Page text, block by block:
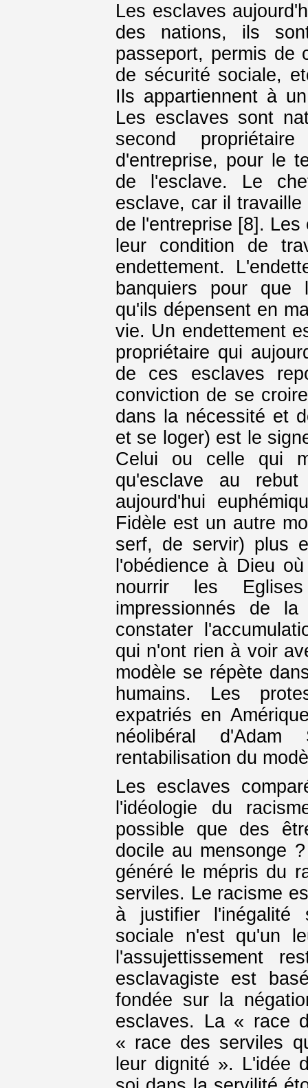
Les esclaves
des nations, ils
passeport, permis de
de sécurité sociale,
Ils appartiennent à
Les esclaves sont
second
d'entreprise, pour le
de l'esclave. Le
esclave, car il
de l'entreprise [8].
leur condition de
endettement.
banquiers pour que
qu'ils dépensent en
vie. Un endettement
propriétaire qui
de ces esclaves
conviction de se
dans la nécessité et
et se loger) est le
Celui ou celle qui
qu'esclave au
aujourd'hui
Fidèle est un autre
serf, de servir) plus
l'obédience à Dieu
nourrir les
impressionnés de
constater
qui n'ont rien à voir
modèle se répète
humains. Les
expatriés en
néolibéral
rentabilisation du
Les esclaves
l'idéologie du
possible que des
docile au mensonge
généré le mépris du
serviles. Le racisme
à justifier l'inégalité
sociale n'est qu'un
l'assujettissement
esclavagiste est
fondée sur la
esclaves. La « race
« race des serviles
leur dignité ». L'idée